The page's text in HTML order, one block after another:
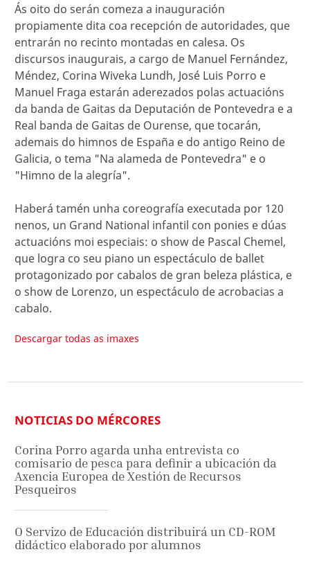
Ás oito do serán comeza a inauguración
propiamente dita coa recepción de autoridades, que
entrarán no recinto montadas en calesa. Os
discursos inaugurais, a cargo de Manuel Fernández,
Méndez, Corina Wiveka Lundh, José Luis Porro e
Manuel Fraga estarán aderezados polas actuacións
da banda de Gaitas da Deputación de Pontevedra e a
Real banda de Gaitas de Ourense, que tocarán,
ademais do himnos de España e do antigo Reino de
Galicia, o tema "Na alameda de Pontevedra" e o
"Himno de la alegría".
Haberá tamén unha coreografía executada por 120
nenos, un Grand National infantil con ponies e dúas
actuacións moi especiais: o show de Pascal Chemel,
que logra co seu piano un espectáculo de ballet
protagonizado por cabalos de gran beleza plástica, e
o show de Lorenzo, un espectáculo de acrobacias a
cabalo.
Descargar todas as imaxes
NOTICIAS DO MÉRCORES
Corina Porro agarda unha entrevista co
comisario de pesca para definir a ubicación da
Axencia Europea de Xestión de Recursos
Pesqueiros
O Servizo de Educación distribuirá un CD-ROM
didáctico elaborado por alumnos